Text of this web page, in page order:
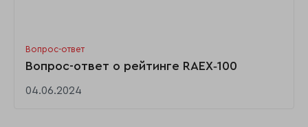
Вопрос-ответ
Вопрос-ответ о рейтинге RAEX‑100
04.06.2024